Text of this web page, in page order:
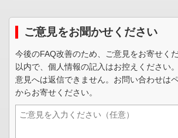
ご意見をお聞かせください
今後のFAQ改善のため、ご意見をお寄せく
以内で、個人情報の記入はお控えください
意見へは返信できません。お問い合わせは
からお寄せください。